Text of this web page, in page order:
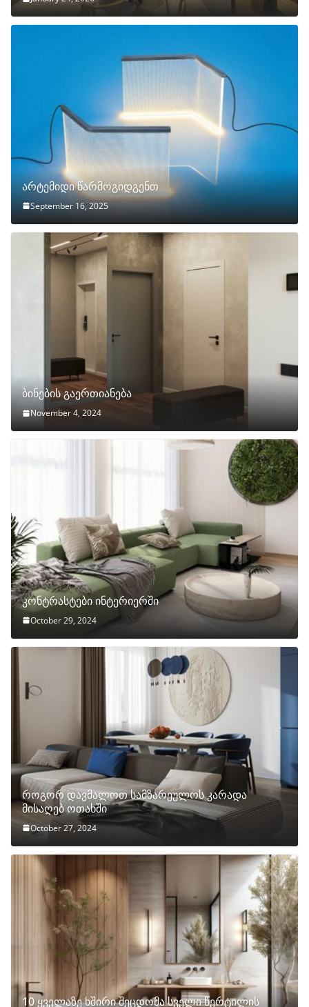
არტემიდი წარმოგიდგენთ
September 16, 2025
ბინების გაერთიანება
November 4, 2024
კონტრასტები ინტერიერში
October 29, 2024
როგორ დავმალოთ სამზარეულოს კარადა
მისაღებ ოთახში
October 27, 2024
10 ყველაზე ხშირი შეცდომა სველი წერტილის